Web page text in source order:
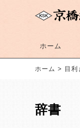
ホーム
ホーム > 目利
辞書